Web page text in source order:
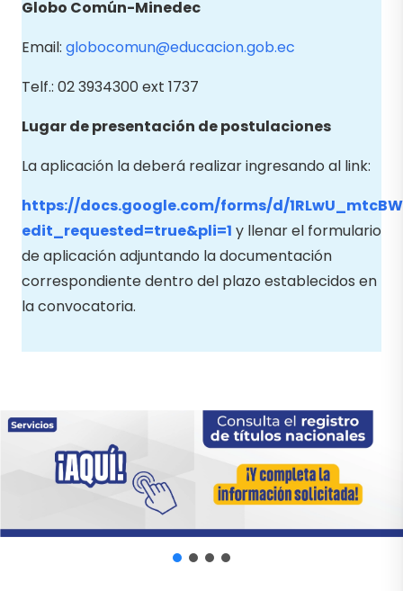
Globo Común-Minedec
Email: globocomun@educacion.gob.ec
Telf.: 02 3934300 ext 1737
Lugar de presentación de postulaciones
La aplicación la deberá realizar ingresando al link:
https://docs.google.com/forms/d/
edit_requested=true&pli=1 y llenar el formulario
de aplicación adjuntando la documentación
correspondiente dentro del plazo establecidos en
la convocatoria.